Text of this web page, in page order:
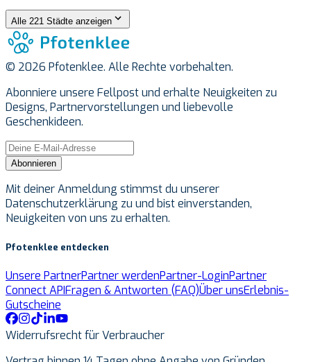
Alle 221 Städte anzeigen
© 2026 Pfotenklee. Alle Rechte vorbehalten.
Abonniere unsere Fellpost und erhalte Neuigkeiten zu
Designs, Partnervorstellungen und liebevolle
Geschenkideen.
Abonnieren
Mit deiner Anmeldung stimmst du unserer
Datenschutzerklärung zu und bist einverstanden,
Neuigkeiten von uns zu erhalten.
Pfotenklee entdecken
Unsere PartnerPartner werdenPartner-LoginPartner
Connect APIFragen & Antworten (FAQ)Über unsErlebnis-
Gutscheine
Widerrufsrecht für Verbraucher